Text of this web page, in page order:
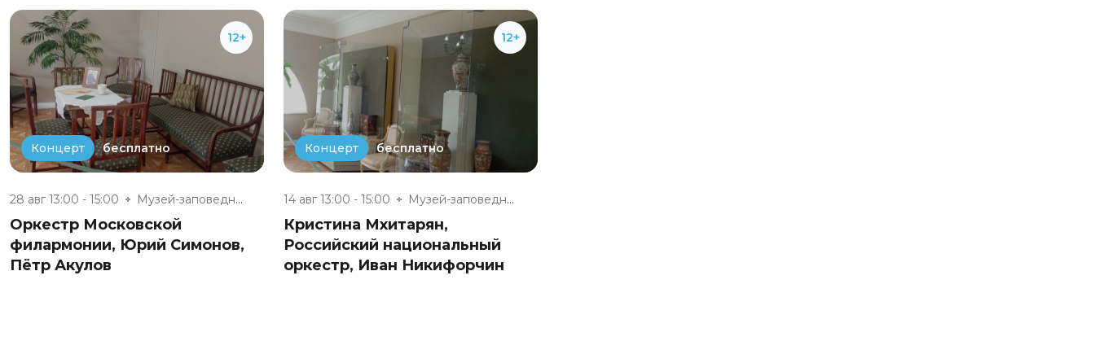
12+
Концерт бесплатно
28 авг 13:00 - 15:00 Музей-заповедник «Полотняный З...
Оркестр Московской
филармонии, Юрий Симонов,
Пётр Акулов
12+
Концерт бесплатно
14 авг 13:00 - 15:00 Музей-заповедник «Полотняный З...
Кристина Мхитарян,
Российский национальный
оркестр, Иван Никифорчин